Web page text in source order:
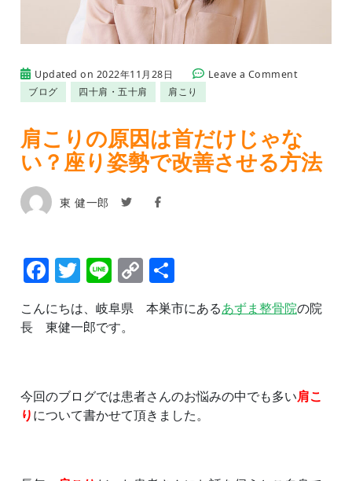
Updated on 2022年11月28日 Leave a Commenton
の
原
因
は
姿
せ
ブログ 四十肩・五十肩 肩こり
肩こりの原因は首だけじゃな
い？座り姿勢で改善させる方法
東 健一郎
Facebook
Twitter
LineCopy
Link
有
こんにちは、岐阜県 本巣市にあるあずま整骨院の院
長 東健一郎です。
今回のブログでは患者さんのお悩みの中でも多い肩こ
りについて書かせて頂きました。